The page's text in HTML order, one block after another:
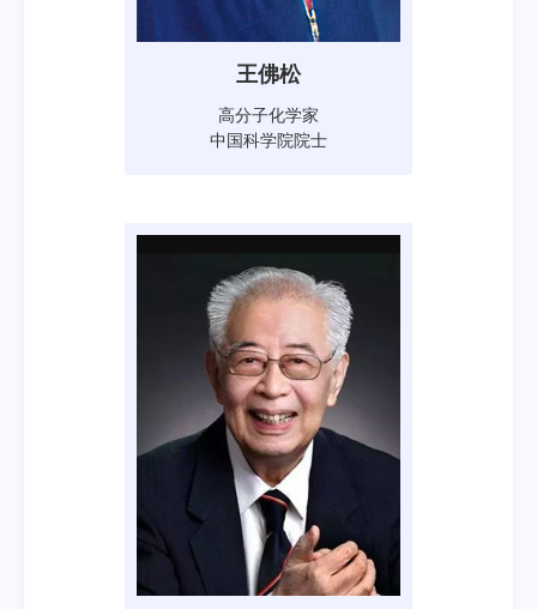
王佛松
高分子化学家
中国科学院院士